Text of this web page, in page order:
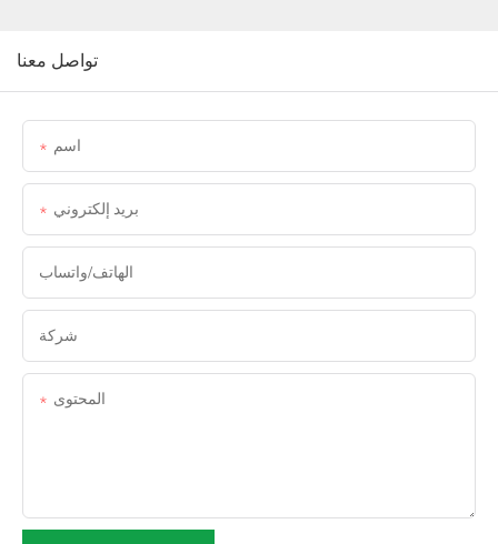
تواصل معنا
اسم
بريد إلكتروني
الهاتف/واتساب
شركة
المحتوى